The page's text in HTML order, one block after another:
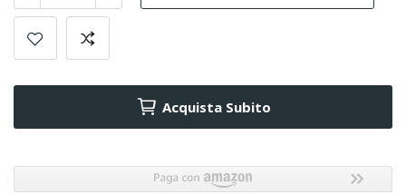
Acquista Subito